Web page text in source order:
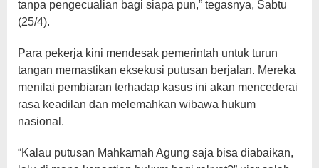
tanpa pengecualian bagi siapa pun,” tegasnya, Sabtu
(25/4).
Para pekerja kini mendesak pemerintah untuk turun
tangan memastikan eksekusi putusan berjalan. Mereka
menilai pembiaran terhadap kasus ini akan mencederai
rasa keadilan dan melemahkan wibawa hukum
nasional.
“Kalau putusan Mahkamah Agung saja bisa diabaikan,